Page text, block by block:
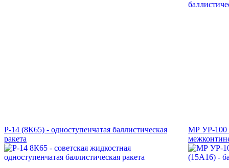
Р-14 (8К65) - одноступенчатая баллистическая
ракета
МР УР-100